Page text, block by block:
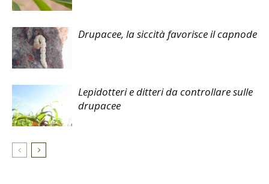
Drupacee, la siccità favorisce il capnode
Lepidotteri e ditteri da controllare sulle
drupacee